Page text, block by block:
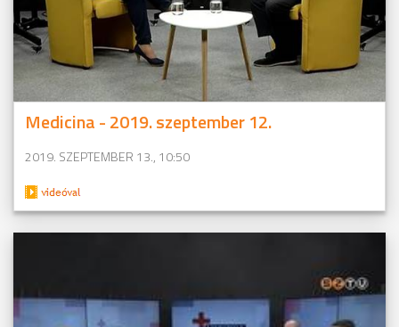
Medicina - 2019. szeptember 12.
2019. SZEPTEMBER 13., 10:50